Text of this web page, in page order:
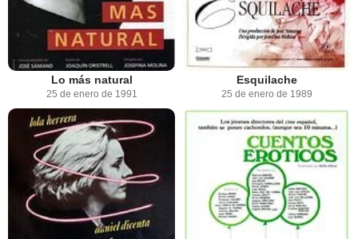
Lo más natural
25 de enero de 1991
Esquilache
25 de enero de 1989